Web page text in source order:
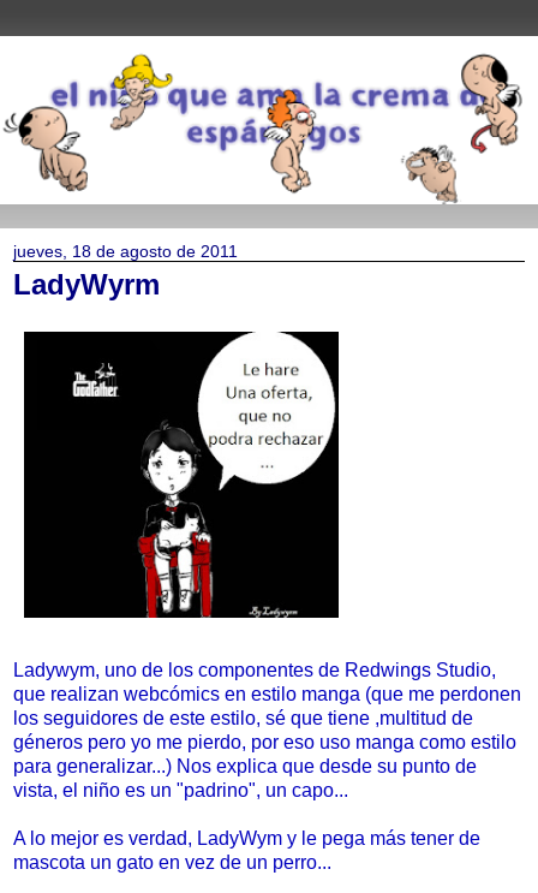
jueves, 18 de agosto de 2011
LadyWyrm
Ladywym, uno de los componentes de Redwings Studio,
que realizan webcómics en estilo manga (que me perdonen
los seguidores de este estilo, sé que tiene ,multitud de
géneros pero yo me pierdo, por eso uso manga como estilo
para generalizar...) Nos explica que desde su punto de
vista, el niño es un "padrino", un capo...
A lo mejor es verdad, LadyWym y le pega más tener de
mascota un gato en vez de un perro...